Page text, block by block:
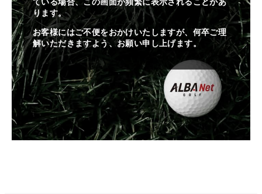
ります。
お客様にはご不便をおかけいたしますが、何卒ご理
解いただきますよう、お願い申し上げます。